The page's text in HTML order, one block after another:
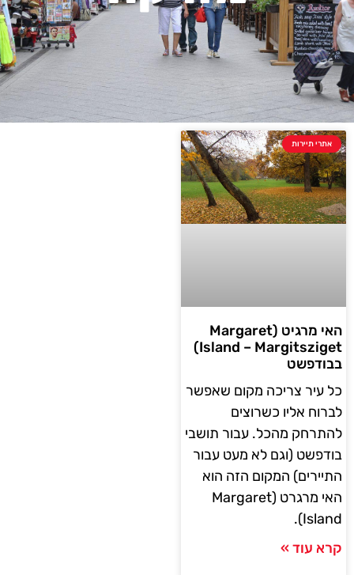
אתרי תיירות
האי מרגיט (Margaret
Island – Margitsziget)
בבודפשט
כל עיר צריכה מקום שאפשר
לברוח אליו כשרוצים
להתרחק מהכל. עבור תושבי
בודפשט (וגם לא מעט עבור
התיירים) המקום הזה הוא
האי מרגרט (Margaret
Island).
קרא עוד »